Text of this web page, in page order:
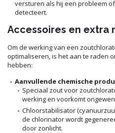
versturen als hij een probleem
detecteert.
Accessoires en extra
Om de werking van een
optimaliseren, is het aan te raden
hebben:
Aanvullende chemische
Speciaal zout voor
werking en voorkomt
Chloorstabilisator
de chlorinator wordt
door zonlicht.